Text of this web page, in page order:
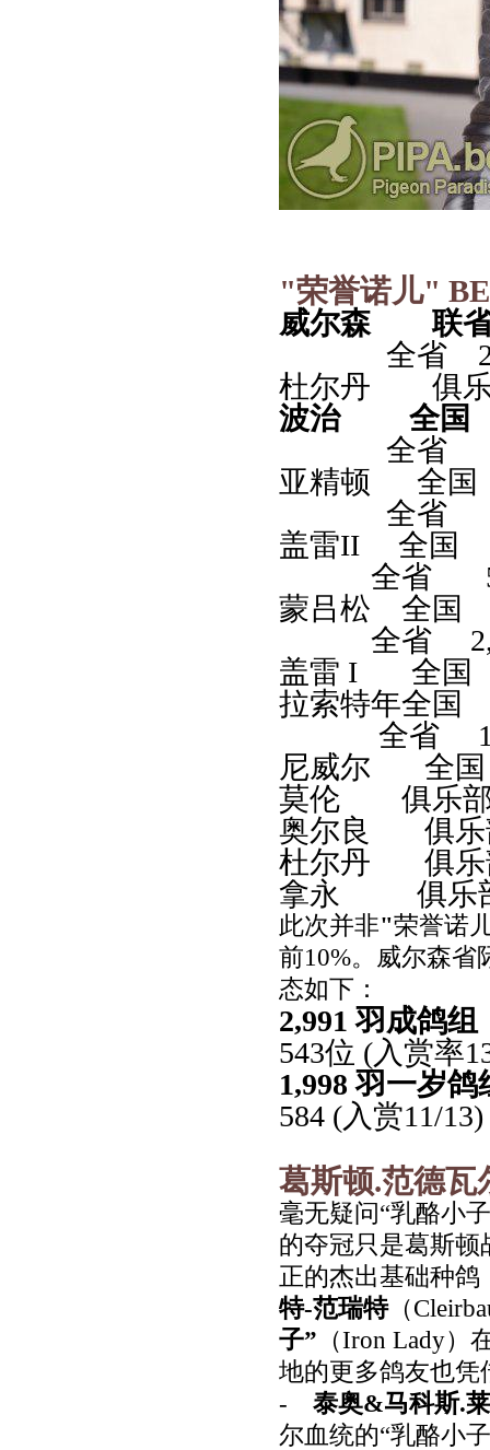
"荣誉诺儿"
威尔森 联省
全省
杜尔丹 俱
波治 全国
全省
亚精顿 全国
全省
盖雷II 全国
全省
蒙吕松 全国
全省
盖雷 I 全国
拉索特年全国
全省
尼威尔 全国
莫伦 俱乐
奥尔良 俱乐
杜尔丹 俱
拿永 俱乐
此次并非"荣誉诺
前10%。威尔森省
态如下：
2,991 羽成鸽组
543位 (入赏率
1,998 羽一岁
584 (入赏11/13)
葛斯顿.范德瓦
毫无疑问“乳酪小子
的夺冠只是葛斯
正的杰出基础种
特-范瑞特（
子” （Iron Lady）
地的更多鸽友也凭
-
泰奥&马科斯.
尔血统的“乳酪小子